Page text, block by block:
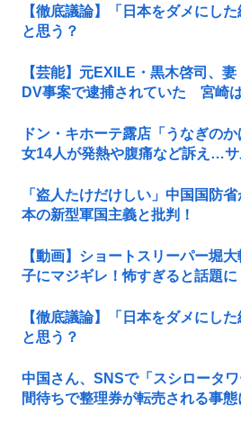
【徹底議論】「日本をダメにし
と思う？
【芸能】元EXILE・黒木啓司、
DV事案で逮捕されていた 宮崎
ドン・キホーテ露店「うなぎの
女14人が発熱や腹痛など訴え…
「盗人たけだけしい」中国国防
本の新型軍国主義と批判！
【動画】ショートスリーパー堀
子にマジギレ！怖すぎると話題に
【徹底議論】「日本をダメにし
と思う？
中国さん、SNSで「スシロータ
間待ちで整理券が転売される事